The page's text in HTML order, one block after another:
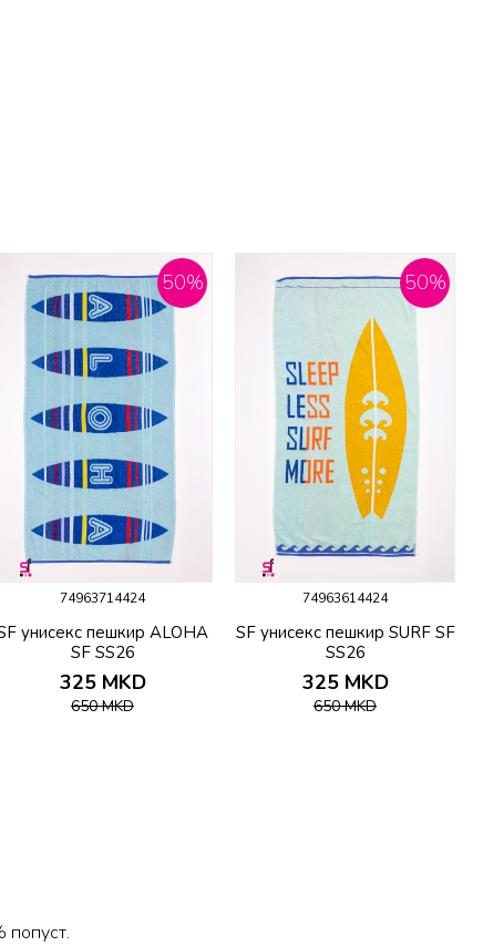
50%
74963714424
унисекс пешкир ALOHA
SF SS26
325 MKD
650MKD
50%
74963614424
SF унисекс пешкир SURF SF
SS26
325 MKD
650MKD
попуст.